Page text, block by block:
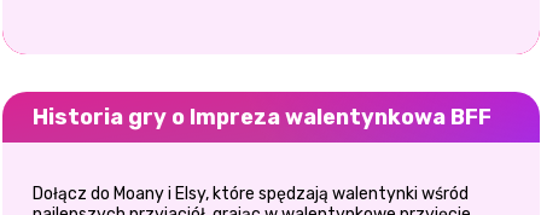
Historia gry o Impreza walentynkowa BFF
Dołącz do Moany i Elsy, które spędzają walentynki wśród